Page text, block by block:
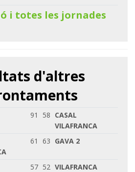
i totes les jornades
d'altres
91 58 CASAL
VILAFRANCA
61 63 GAVA 2
57 52 VILAFRANCA